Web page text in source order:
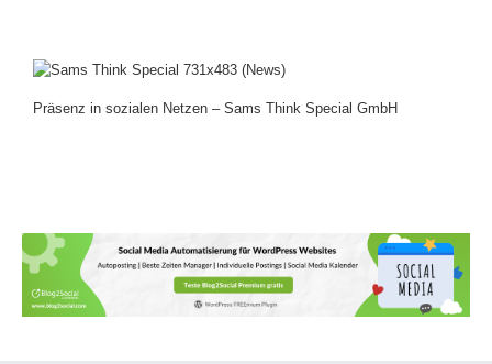
Präsenz in sozialen Netzen – Sams Think Special GmbH